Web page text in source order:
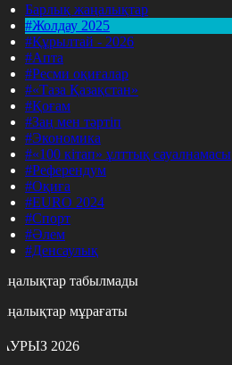
Барлық жаңалықтар
#Жолдау 2025
#Құрылтай - 2026
#Апта
#Ресми оқиғалар
#«Таза Қазақстан»
#Қоғам
#Заң мен тәртіп
#Экономика
#«100 кітап» ұлттық сауалнамасы
#Референдум
#Оқиға
#EURO 2024
#Спорт
#Әлем
#Денсаулық
табылмады
мұрағаты
2026